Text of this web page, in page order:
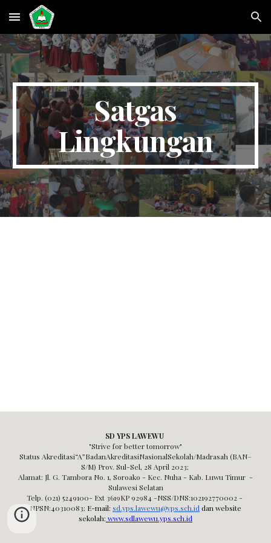
Skip to main content Skip to navigation
Satgas
Lingkungan
SD YPS LAWEWU
"Strive for better tomorrow"
Status Akreditasi“A”BadanAkreditasiNasionalSekolah/Madrasah (BAN–
S/M) Prov. Sul-Sel, 28 April 2023;
Alamat: Jl. G. Tambora No. 1, Soroako - Kec. Nuha - Kab. Luwu Timur -
Sulawesi Selatan
Telp. (021) 5249100- Ext 3619KP 92984 -NSS/DNS:102192770002 -
NPSN:40310083; E-mail: sd.yps.lawewu@yps.sch.id dan website
sekolah: www.sdlawewu.yps.sch.id